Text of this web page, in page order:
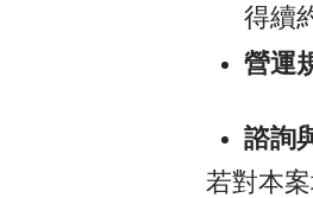
得續
營運
諮詢
若對本